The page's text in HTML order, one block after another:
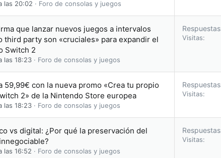
las 20:02 Foro de consolas y juegos
que lanzar nuevos juegos a intervalos
third party son «cruciales» para expandir el
Switch 2
las 18:23 Foro de consolas y juegos
Respuestas
Visitas
59,99€ con la nueva promo «Crea tu propio
2» de la Nintendo Store europea
las 18:23 Foro de consolas y juegos
Respuestas
Visitas
vs digital: ¿Por qué la preservación del
las 16:52 Foro de consolas y juegos
Respuestas
Visitas